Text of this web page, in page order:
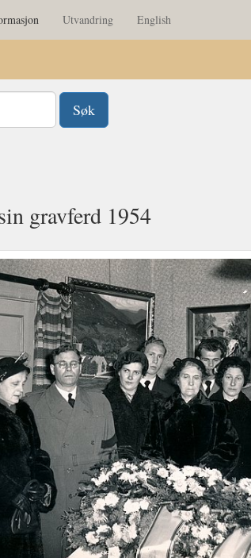
Utvandring English
gravferd 1954